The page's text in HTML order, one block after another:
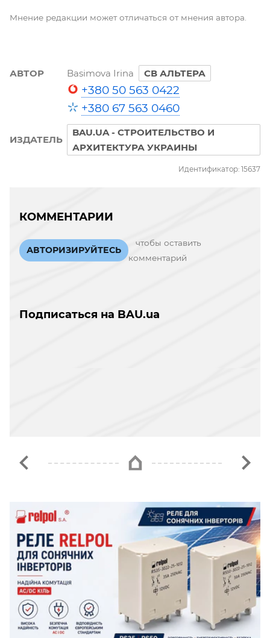
Мнение редакции может отличаться от мнения автора.
АВТОР Basimova Irina СВ АЛЬТЕРА
+380 50 563 0422
+380 67 563 0460
ИЗДАТЕЛЬ
BAU.UA - СТРОИТЕЛЬСТВО И
АРХИТЕКТУРА УКРАИНЫ
Идентификатор: 15637
КОММЕНТАРИИ
АВТОРИЗИРУЙТЕСЬ
чтобы оставить
комментарий
Подписаться на BAU.ua